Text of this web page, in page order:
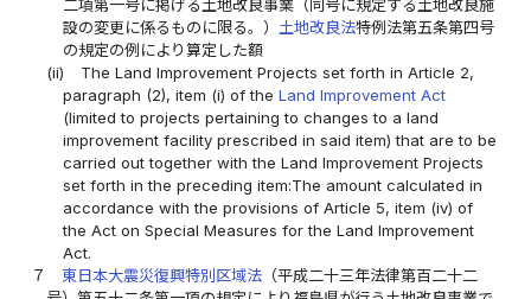
二項第一号に掲げる土地改良事業（同号に規定する土地改良施
設の変更に係るものに限る。） 土地改良法特例法第五条第四号
の規定の例により算定した額
(ii)
The Land Improvement Projects set forth in Article 2,
paragraph (2), item (i) of the Land Improvement Act
(limited to projects pertaining to changes to a land
improvement facility prescribed in said item) that are to be
carried out together with the Land Improvement Projects
set forth in the preceding item:The amount calculated in
accordance with the provisions of Article 5, item (iv) of
the Act on Special Measures for the Land Improvement
Act.
７
東日本大震災復興特別区域法 （平成二十三年法律第百二十二